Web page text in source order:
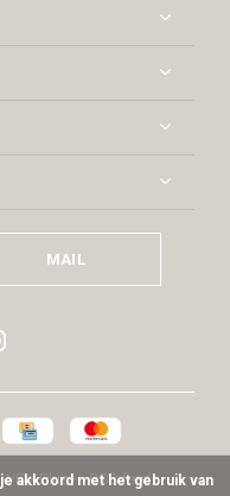
MAIL
xPlus+ -RSS-feed
akkoord met het gebruik van